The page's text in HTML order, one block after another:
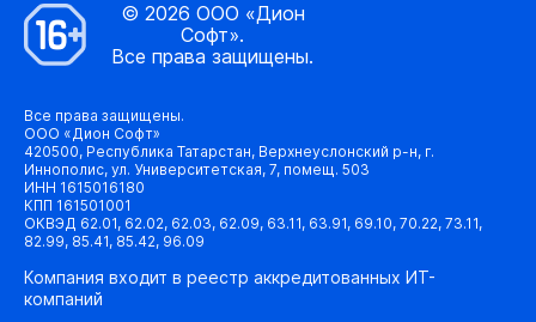
© 2026 ООО «Дион
Софт».
Все права защищены.
Все права защищены.
ООО «Дион Софт»
420500, Республика Татарстан, Верхнеуслонский р-н, г.
Иннополис, ул. Университетская, 7, помещ. 503
ИНН 1615016180
КПП 161501001
ОКВЭД 62.01, 62.02, 62.03, 62.09, 63.11, 63.91, 69.10, 70.22, 73.11,
82.99, 85.41, 85.42, 96.09
Компания входит в реестр аккредитованных ИТ-
компаний